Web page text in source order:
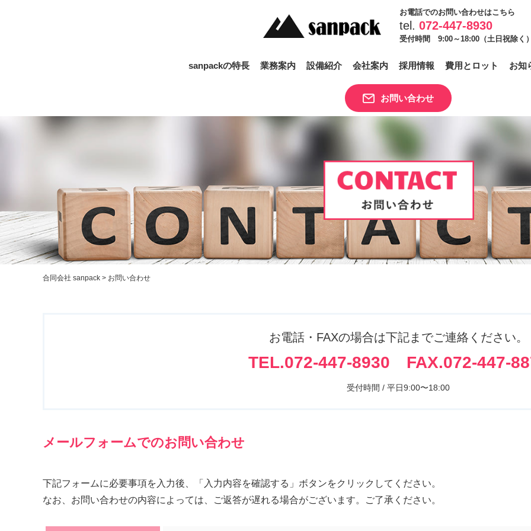
お電話でのお問い合わせはこちら
tel. 072-447-8930
受付時間 9:00～18:00（土日祝除く
sanpackの特長 業務案内 設備紹介 会社案内 採用情報 費用とロット お知
お問い合わせ
合同会社 sanpack > お問い合わせ
お電話・FAXの場合は下記までご連絡ください。
TEL.072-447-8930 FAX.072-447-
受付時間 / 平日9:00〜18:00
メールフォームでのお問い合わせ
下記フォームに必要事項を入力後、「入力内容を確認する」ボタンをクリックしてください。
なお、お問い合わせの内容によっては、ご返答が遅れる場合がございます。ご了承ください。